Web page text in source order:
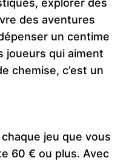
explorer des
des aventures
un centime
joueurs qui aiment
chemise, c’est un
jeu que vous
60 € ou plus. Avec